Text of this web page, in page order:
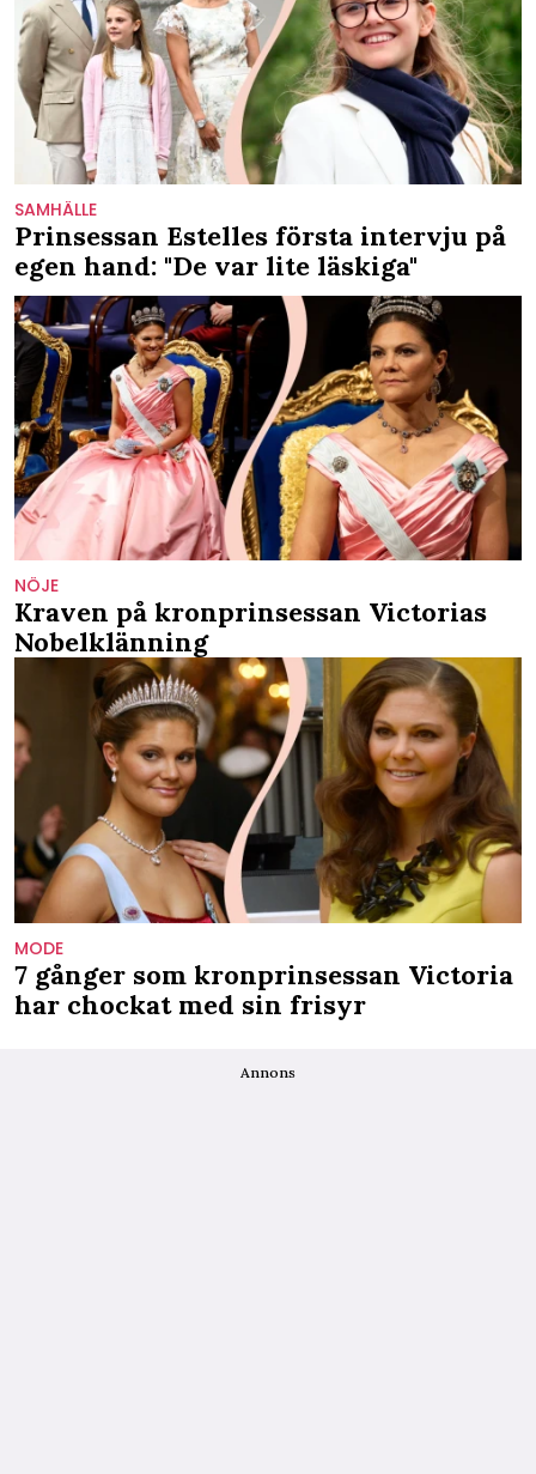
SAMHÄLLE
Prinsessan Estelles första intervju på
egen hand: "De var lite läskiga"
NÖJE
Kraven på kronprinsessan Victorias
Nobelklänning
MODE
7 gånger som kronprinsessan Victoria
har chockat med sin frisyr
Annons